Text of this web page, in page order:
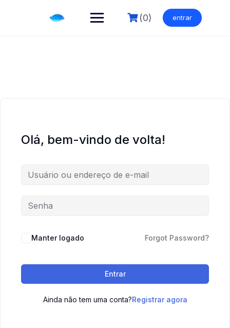
(0) entrar
Olá, bem-vindo de volta!
Manter logado Forgot Password?
Entrar
Ainda não tem uma conta?Registrar agora